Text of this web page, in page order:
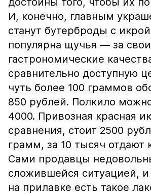
И, конечно, главным
станут бутерброды с
популярна щучья — за свои
гастрономические
сравнительно доступную
чуть более 100 граммов
850 рублей. Полкило
4000. Привозная красная
сравнения, стоит 2500
грамм, за 10 тысяч отдают
Сами продавцы
сложившейся ситуацией, и
на прилавке есть такое